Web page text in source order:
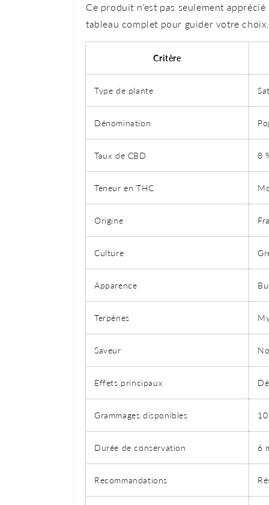
Ce produit n’est pas seulement
tableau complet pour guider votre choix.
Critère
Type de plante
Dénomination
Taux de CBD 8
Teneur en THC
Origine
Culture
Apparence
Terpènes
Saveur
Effets principaux
Grammages disponibles
Durée de conservation 6
Recommandations